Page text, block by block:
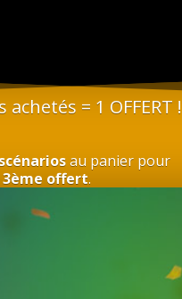
= 1 OFFERT !
au panier pour
3ème offert.